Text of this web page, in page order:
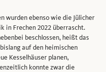
wurden ebenso wie die Jülicher
in Frechen 2022 überrascht.
beschlossen, heißt das
auf den heimischen
Kesselhäuser planen,
konnte zwar die